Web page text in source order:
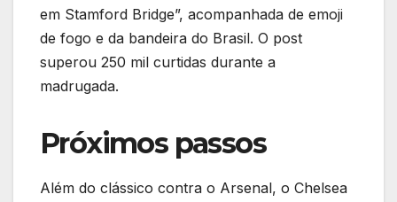
em Stamford Bridge”, acompanhada de emoji
de fogo e da bandeira do Brasil. O post
superou 250 mil curtidas durante a
madrugada.
Próximos passos
Além do clássico contra o Arsenal, o Chelsea